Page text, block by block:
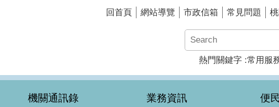
回首頁 網站導覽 市政信箱 常見問題
熱門關鍵字 常用服
機關通訊錄 業務資訊 便